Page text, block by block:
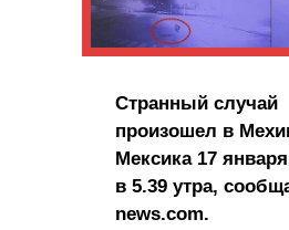
Странный случай
произошел в
Мексика 17
в 5.39 утра,
news.com.